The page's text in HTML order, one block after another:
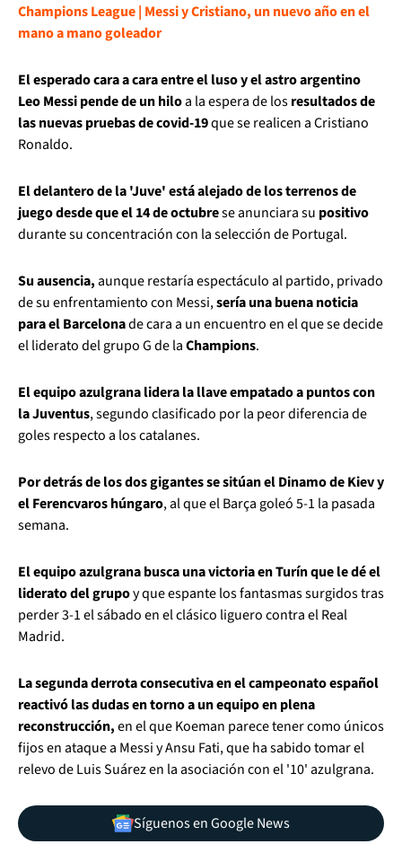
Champions League | Messi y Cristiano, un nuevo año en el
mano a mano goleador
El esperado cara a cara entre el luso y el astro argentino
Leo Messi pende de un hiloa la espera de losresultados de
las nuevas pruebas de covid-19que se realicen a Cristiano
Ronaldo.
El delantero de la 'Juve' está alejado de los terrenos de
juego desde que el 14 de octubrese anunciara su positivo
durante su concentración con la selección de Portugal.
Su ausencia,aunque restaría espectáculo al partido, privado
de su enfrentamiento con Messi,sería una buena noticia
para el Barcelonade cara a un encuentro en el que se decide
el liderato del grupo G de laChampions.
El equipo azulgrana lidera la llave empatado a puntos con
la Juventus, segundo clasificado por la peor diferencia de
goles respecto a los catalanes.
Por detrás de los dos gigantes se sitúan el Dinamo de Kiev y
el Ferencvaros húngaro, al que el Barça goleó 5-1 la pasada
semana.
El equipo azulgrana busca una victoria en Turín que le dé el
liderato del grupoy que espante los fantasmas surgidos tras
perder 3-1 el sábado en el clásico liguero contra el Real
Madrid.
La segunda derrota consecutiva en el campeonato español
reactivó las dudas en torno a un equipo en plena
reconstrucción,en el que Koeman parece tener como únicos
fijos en ataque a Messi y Ansu Fati, que ha sabido tomar el
relevo de Luis Suárez en la asociación con el '10' azulgrana.
Síguenos en Google News